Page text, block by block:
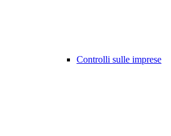
Controlli sulle imprese